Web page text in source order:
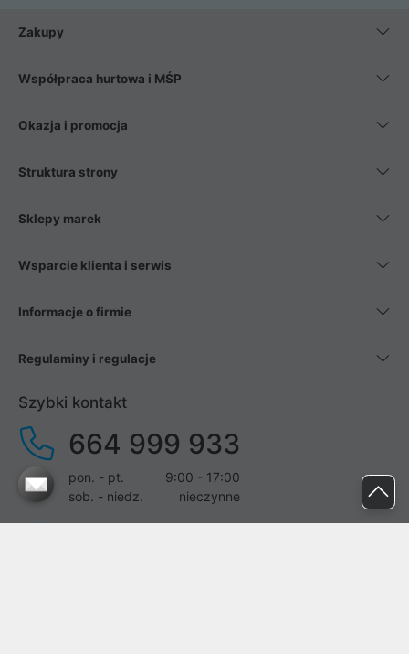
Zakupy
Współpraca hurtowa i MŚP
Okazja i promocja
Struktura strony
Sklepy marek
Wsparcie klienta i serwis
Informacje o firmie
Regulaminy i regulacje
Szybki kontakt
664 999 933
pon. - pt.
9:00 - 17:00
sob. - niedz.
nieczynne